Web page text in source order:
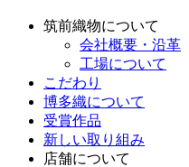
筑前織物について
会社概要・沿革
工場について
こだわり
博多織について
受賞作品
新しい取り組み
店舗について